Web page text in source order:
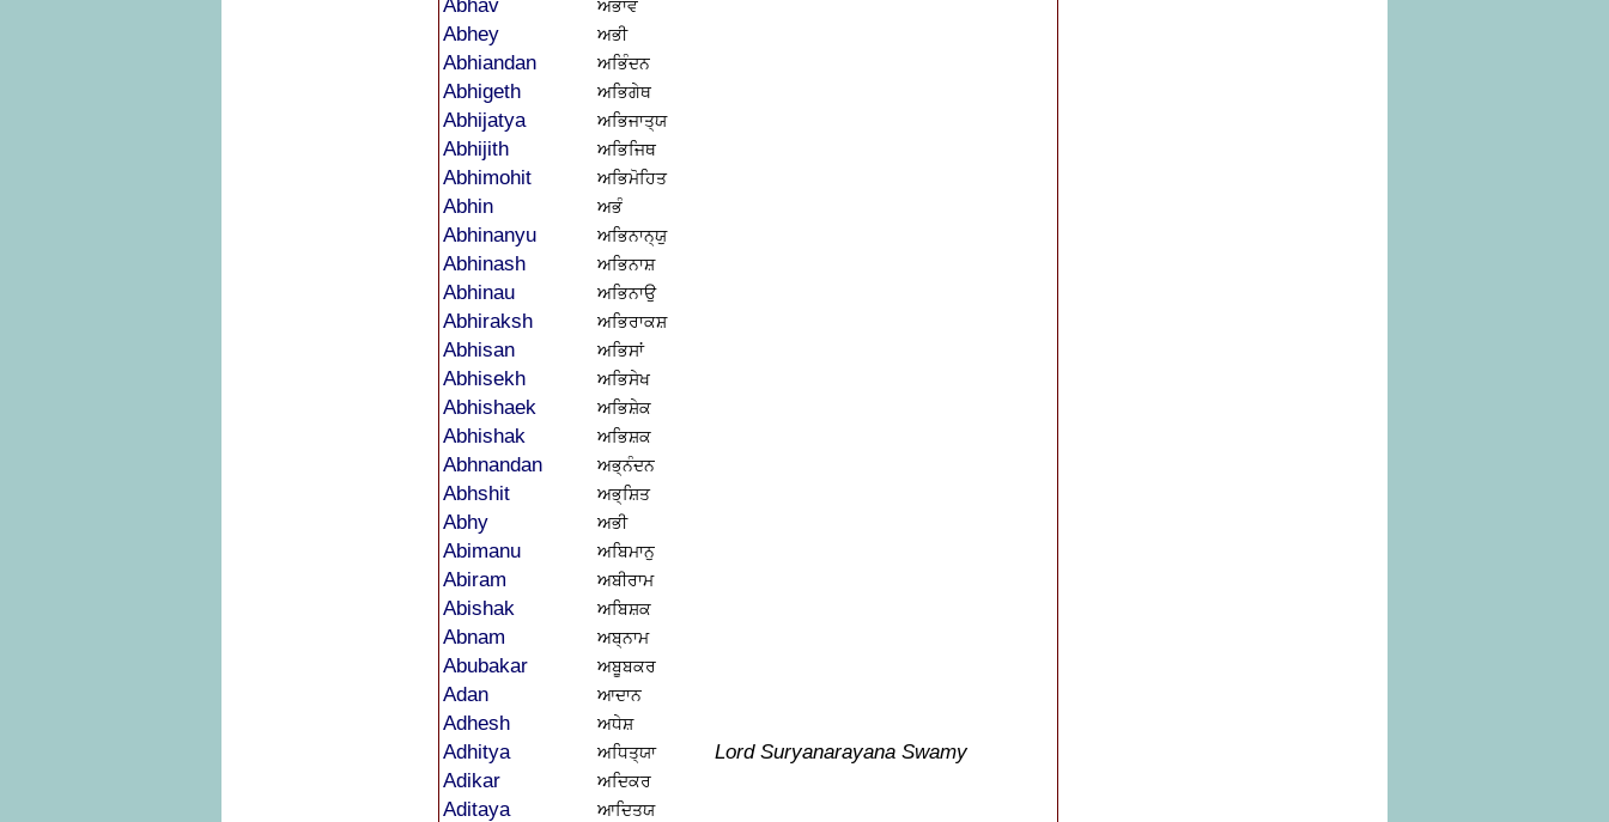
Abhav ਅਭਾਵ
Abhey ਅਭੀ
Abhiandan ਅਭਿੰਦਨ
Abhigeth ਅਭਿਗੇਥ
Abhijatya ਅਭਿਜਾਤ੍ਯ
Abhijith ਅਭਿਜਿਥ
Abhimohit ਅਭਿਮੋਹਿਤ
Abhin ਅਭੰ
Abhinanyu ਅਭਿਨਾਨ੍ਯੁ
Abhinash ਅਭਿਨਾਸ਼
Abhinau ਅਭਿਨਾਉ
Abhiraksh ਅਭਿਰਾਕਸ਼
Abhisan ਅਭਿਸਾਂ
Abhisekh ਅਭਿਸੇਖ
Abhishaek ਅਭਿਸ਼ੇਕ
Abhishak ਅਭਿਸ਼ਕ
Abhnandan ਅਭ੍ਨੰਦਨ
Abhshit ਅਭ੍ਸ਼ਿਤ
Abhy ਅਭੀ
Abimanu ਅਬਿਮਾਨੁ
Abiram ਅਬੀਰਾਮ
Abishak ਅਬਿਸ਼ਕ
Abnam ਅਬ੍ਨਾਮ
Abubakar ਅਬੂਬਕਰ
Adan ਆਦਾਨ
Adhesh ਅਧੇਸ਼
Adhitya ਅਧਿਤ੍ਯਾ
Lord Suryanarayana Swamy
Adikar
ਅਦਿਕਰ
Aditaya ਆਦਿਤਯ